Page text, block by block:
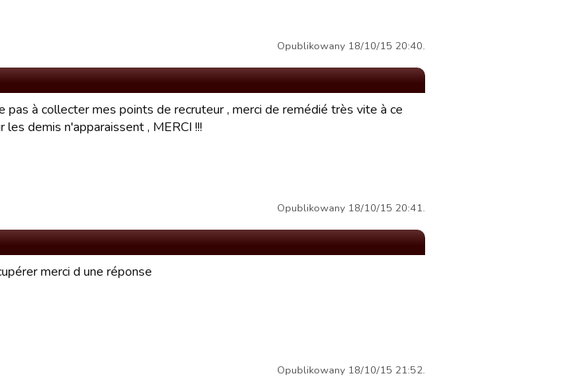
Opublikowany 18/10/15 20:40.
pas à collecter mes points de recruteur , merci de remédié très vite à ce
demis n'apparaissent , MERCI !!!
Opublikowany 18/10/15 20:41.
merci d une réponse
Opublikowany 18/10/15 21:52.